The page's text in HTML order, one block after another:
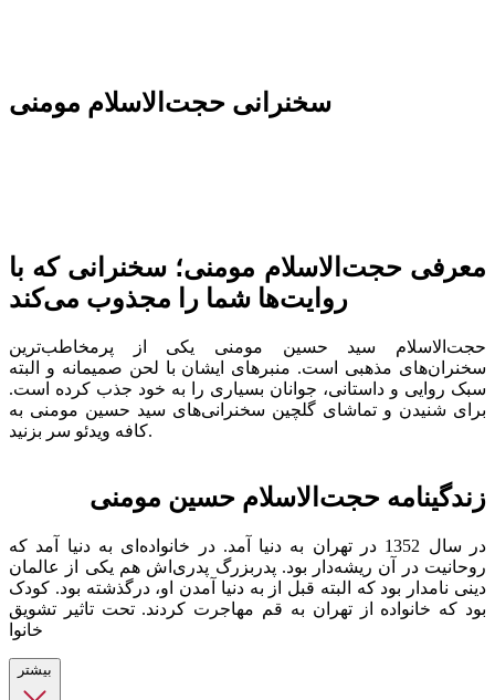
سخنرانی حجت‌الاسلام مومنی
معرفی حجت‌الاسلام مومنی؛ سخنرانی که با
روایت‌ها شما را مجذوب می‌کند
حجت‌الاسلام سید حسین مومنی یکی از پرمخاطب‌ترین
سخنران‌های مذهبی است. منبرهای ایشان با لحن صمیمانه و البته
سبک روایی و داستانی، جوانان بسیاری را به خود جذب کرده است.
برای شنیدن و تماشای گلچین سخنرانی‌های سید حسین مومنی به
کافه ویدئو سر بزنید.
زندگینامه حجت‌الاسلام حسین مومنی
در سال 1352 در تهران به دنیا آمد. در خانواده‌ای به دنیا آمد که
روحانیت در آن ریشه‌دار بود. پدربزرگ پدری‌اش هم یکی از عالمان
دینی نامدار بود که البته قبل از به دنیا آمدن او، درگذشته بود. کودک
بود که خانواده از تهران به قم مهاجرت کردند. تحت تاثیر تشویق
خانوا
بیشتر